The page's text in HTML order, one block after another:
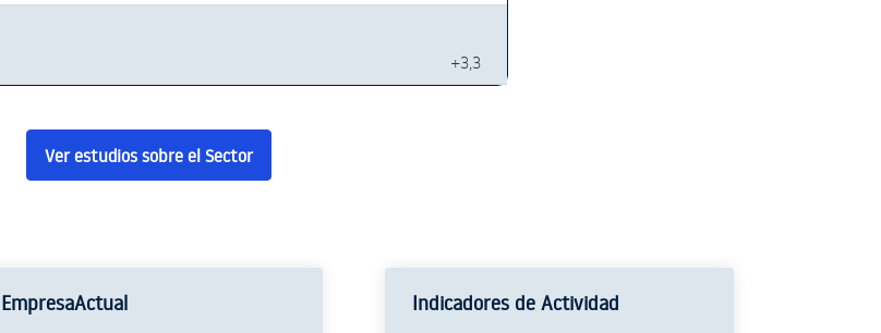
+3,3
Ver estudios sobre el Sector
EmpresaActual Indicadores de Actividad